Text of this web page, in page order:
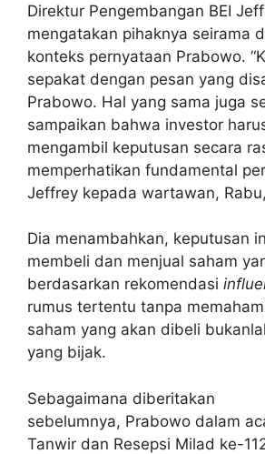
Direktur Pengembangan BEI
mengatakan pihaknya seirama
konteks pernyataan Prabowo.
sepakat dengan pesan yang
Prabowo. Hal yang sama juga
sampaikan bahwa investor
mengambil keputusan secara
memperhatikan fundamental
Jeffrey kepada wartawan,
Dia menambahkan, keputusan
membeli dan menjual saham
berdasarkan rekomendasi
rumus tertentu tanpa
saham yang akan dibeli
yang bijak.
Sebagaimana diberitakan
sebelumnya, Prabowo dalam
Tanwir dan Resepsi Milad ke-